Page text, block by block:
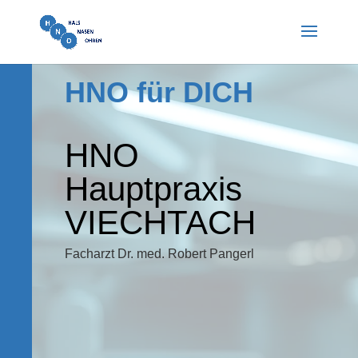
HNO für DICH
HNO
Hauptpraxis
VIECHTACH
Facharzt Dr. med. Robert Pangerl